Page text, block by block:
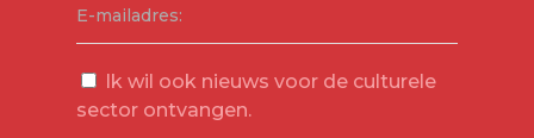
E-mailadres:
Ik wil ook nieuws voor de culturele
sector ontvangen.